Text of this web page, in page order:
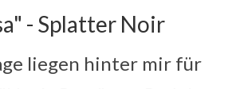
- Splatter Noir
liegen hinter mir für